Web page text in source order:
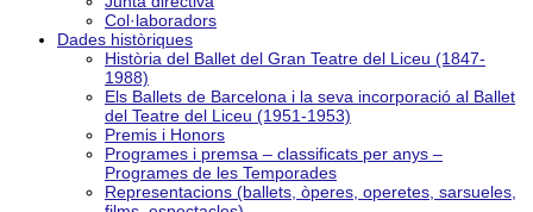
Col·laboradors
Dades històriques
Història del Ballet del Gran Teatre del Liceu (1847-
1988)
Els Ballets de Barcelona i la seva incorporació al Ballet
del Teatre del Liceu (1951-1953)
Premis i Honors
Programes i premsa – classificats per anys –
Programes de les Temporades
Representacions (ballets, òperes, operetes, sarsueles,